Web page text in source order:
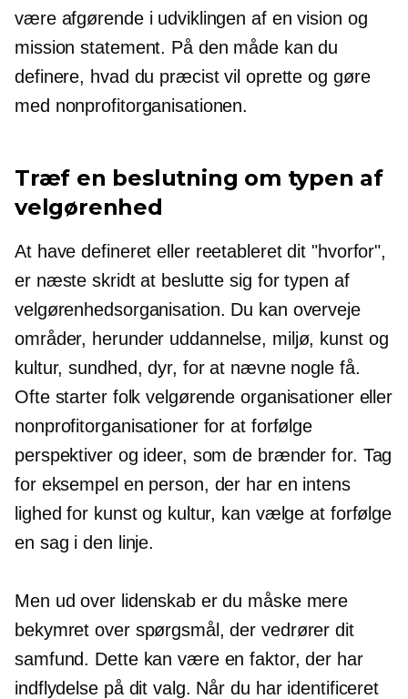
være afgørende i udviklingen af ​​en vision og
mission statement. På den måde kan du
definere, hvad du præcist vil oprette og gøre
med nonprofitorganisationen.
Træf en beslutning om typen af ​​
velgørenhed
At have defineret eller reetableretdit "hvorfor",
er næste skridt at beslutte sig for typen af ​​
velgørenhedsorganisation. Du kan overveje
områder, herunder uddannelse, miljø, kunst og
kultur, sundhed, dyr, for at nævne nogle få.
Ofte starter folk velgørende organisationer eller
nonprofitorganisationer for at forfølge
perspektiver og ideer, som de brænder for. Tag
for eksempel en person, der har en intens
lighed for kunst og kultur, kan vælge at forfølge
en sag i den linje.
Men ud over lidenskab er du måske mere
bekymret over spørgsmål, der vedrører dit
samfund. Dette kan være en faktor, der har
indflydelse på dit valg. Når du har identificeret